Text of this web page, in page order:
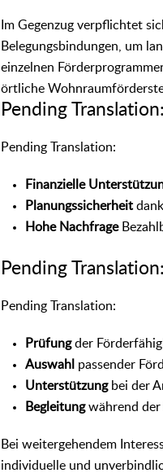
Im Gegenzug verpflichtet
Belegungsbindungen, um
einzelnen
örtliche
᠎Pending
᠎Pending Translation:
Finanzielle
Planungssicherheit
Hohe Nachfrage
᠎Pending
᠎Pending Translation:
Prüfungder
Auswahl passender
Unterstützung bei der
Begleitungwährend der
Bei weitergehendem
individuelle und